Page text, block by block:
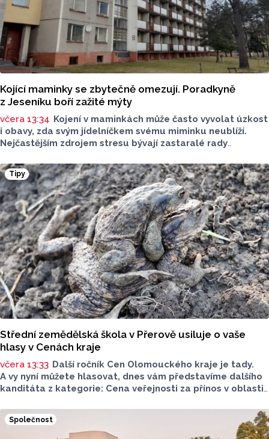
Kojící maminky se zbytečně omezují. Poradkyně
z Jeseníku boří zažité mýty
včera 13:34 Kojení v maminkách může často vyvolat úzkost
i obavy, zda svým jídelníčkem svému miminku neublíží.
Nejčastějším zdrojem stresu bývají zastaralé rady
se nadýmavým potravinám nebo preventivnímu vyřazování
alergenů. Mýty o stravě při kojení boří laktační poradkyně
z Jeseníku.
Tipy
Střední zemědělská škola v Přerově usiluje o vaše
hlasy v Cenách kraje
včera 13:33 Další ročník Cen Olomouckého kraje je tady.
A vy nyní můžete hlasovat, dnes vám představíme dalšího
kanditáta z kategorie: Cena veřejnosti za přínos v oblasti
v Přerově, která má nominaci v kategorii: Významný počin
v ochraně životního prostředí - právnická osoba.
Společnost